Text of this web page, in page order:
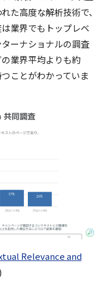
た高度な解析技術で、
業界でもトップレベ
ーナショナルの調査
業界平均よりも約
ことがわかっていま
Relevance and
)